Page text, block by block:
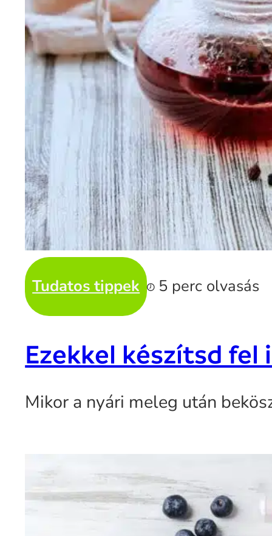
Tudatos tippek 5 perc olvasás
Ezekkel készítsd fel
Mikor a nyári meleg után